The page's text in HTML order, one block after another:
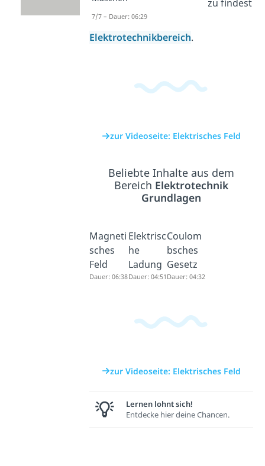
ändern. Weitere Videos dazu findest
du in unserem
Elektrotechnikbereich.
zur Videoseite: Elektrisches Feld
Beliebte Inhalte aus dem
Bereich Elektrotechnik
Grundlagen
Magneti
sches
Feld
Dauer: 06:38
Elektrisc
he
Ladung
Dauer: 04:51
Coulom
bsches
Gesetz
Dauer: 04:32
zur Videoseite: Elektrisches Feld
Lernen lohnt sich!
Entdecke hier deine Chancen.
7/7 – Dauer: 06:29